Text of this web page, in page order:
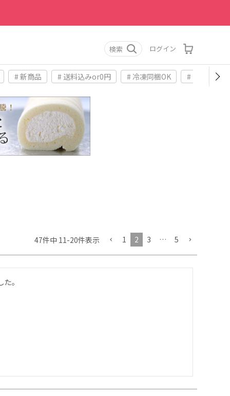
検索 ログイン
# 新商品 # 送料込みor0円 # 冷凍同梱OK # お土産
47件中 11 -20件表示 1 2 3 … 5
。